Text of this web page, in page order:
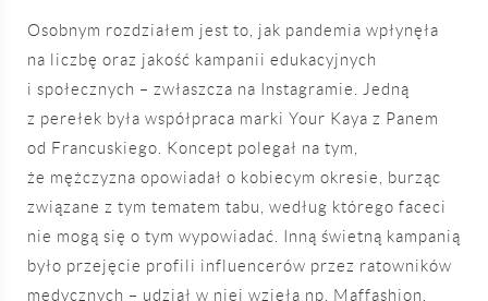
Osobnym rozdziałem jest to, jak pandemia wpłynęła
na liczbę oraz jakość kampanii edukacyjnych
i społecznych – zwłaszcza na Instagramie. Jedną
z perełek była współpraca marki Your Kaya z Panem
od Francuskiego. Koncept polegał na tym,
że mężczyzna opowiadał o kobiecym okresie, burząc
związane z tym tematem tabu, według którego faceci
nie mogą się o tym wypowiadać. Inną świetną kampanią
było przejęcie profili influencerów przez ratowników
medycznych – udział w niej wzięła np. Maffashion.